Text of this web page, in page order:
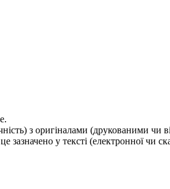
з оригіналами (друкованими чи
у тексті (електронної чи